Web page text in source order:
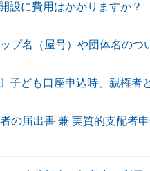
設に費用はかかりますか？
プ名（屋号）や団体名のつ
子ども口座申込時、親権
の届出書 兼 実質的支配者